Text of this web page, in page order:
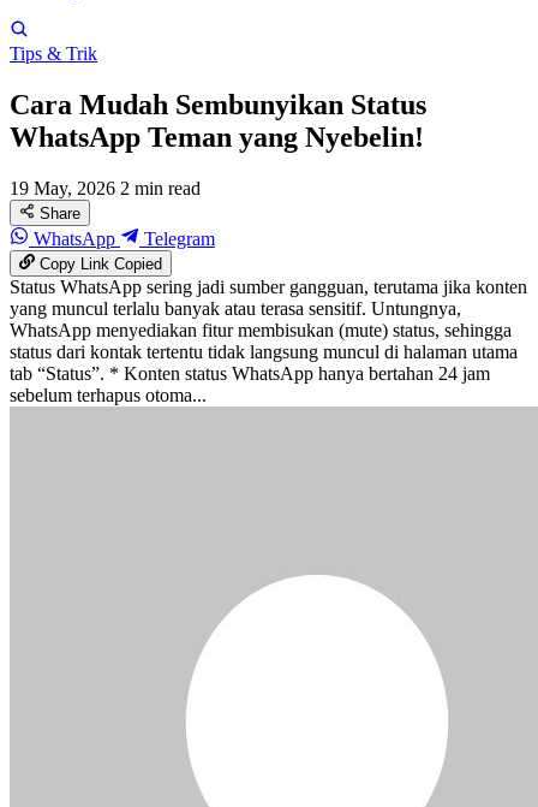
Tips & Trik
Cara Mudah Sembunyikan Status
WhatsApp Teman yang Nyebelin!
19 May, 2026 2 min read
Share
WhatsApp Telegram
Copy LinkCopied
Status WhatsApp sering jadi sumber gangguan, terutama jika konten
yang muncul terlalu banyak atau terasa sensitif. Untungnya,
WhatsApp menyediakan fitur membisukan (mute) status, sehingga
status dari kontak tertentu tidak langsung muncul di halaman utama
tab “Status”. * Konten status WhatsApp hanya bertahan 24 jam
sebelum terhapus otoma...